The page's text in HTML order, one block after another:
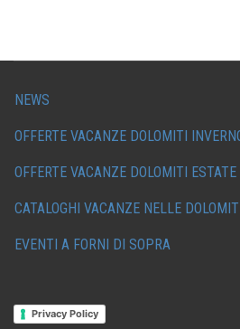
NEWS
OFFERTE VACANZE DOLOMITI
OFFERTE VACANZE DOLOMITI ESTATE
CATALOGHI VACANZE NELLE
EVENTI A FORNI DI SOPRA
Privacy Policy